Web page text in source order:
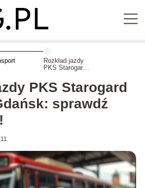
Rozkład jazdy
PKS Starogard
Gdańsk:
sprawdź
PKS Starogard
sprawdź